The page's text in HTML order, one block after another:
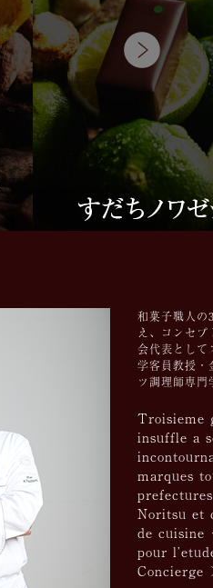
和菓子職人の
え、コンセ
会代表として
学客員教授・
ツ調理師専
Troisieme
insuffle a
marques
Noritsu et
de cuisine
pour
Concierge